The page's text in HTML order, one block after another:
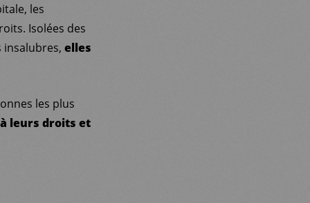
les
Isolées des
insalubres, elles
les plus
leurs droits et